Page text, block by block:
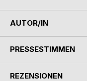
AUTOR/IN
PRESSESTIMMEN
REZENSIONEN